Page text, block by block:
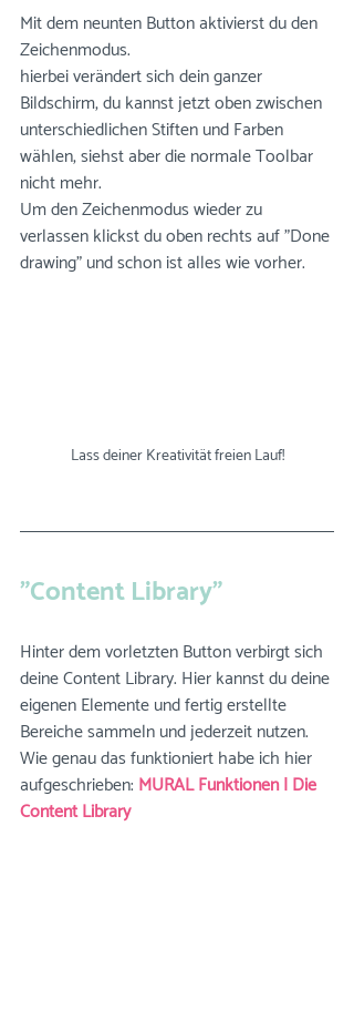
Mit dem neunten Button aktivierst du den
Zeichenmodus.
hierbei verändert sich dein ganzer
Bildschirm, du kannst jetzt oben zwischen
unterschiedlichen Stiften und Farben
wählen, siehst aber die normale Toolbar
nicht mehr.
Um den Zeichenmodus wieder zu
verlassen klickst du oben rechts auf "Done
drawing" und schon ist alles wie vorher.
Lass deiner Kreativität freien Lauf!
"Content Library"
Hinter dem vorletzten Button verbirgt sich
deine Content Library. Hier kannst du deine
eigenen Elemente und fertig erstellte
Bereiche sammeln und jederzeit nutzen.
Wie genau das funktioniert habe ich hier
aufgeschrieben: MURAL Funktionen | Die
Content Library